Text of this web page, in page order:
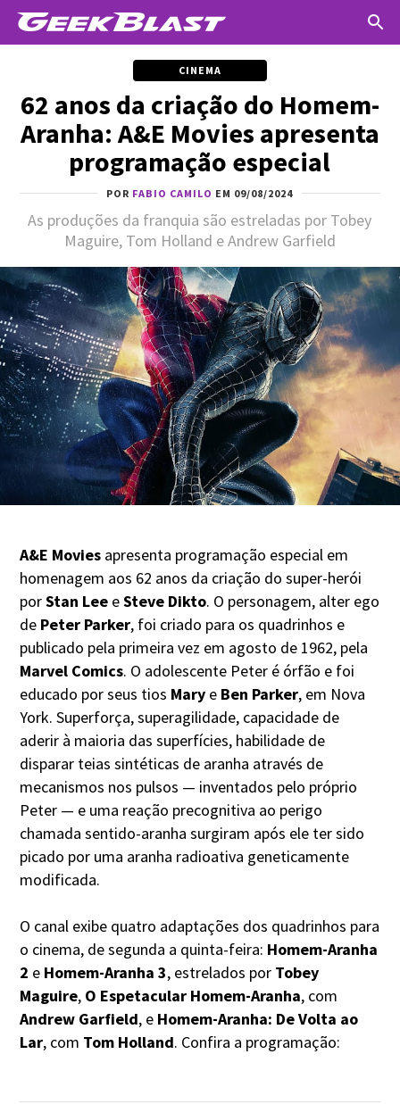
CINEMA
62 anos da criação do Homem-
Aranha: A&E Movies apresenta
programação especial
POR FABIO CAMILO EM 09/08/2024
As produções da franquia são estreladas por Tobey
Maguire, Tom Holland e Andrew Garfield
A&E Movies apresenta programação especial em
homenagem aos 62 anos da criação do super-herói
porStan Lee eSteve Dikto. O personagem, alter ego
de Peter Parker, foi criado para os quadrinhos e
publicado pela primeira vez em agosto de 1962, pela
Marvel Comics. O adolescente Peter é órfão e foi
educado por seus tios Mary e Ben Parker, em Nova
York. Superforça, superagilidade, capacidade de
aderir à maioria das superfícies, habilidade de
disparar teias sintéticas de aranha através de
mecanismos nos pulsos — inventados pelo próprio
Peter — e uma reação precognitiva ao perigo
chamada sentido-aranha surgiram após ele ter sido
picado por uma aranha radioativa geneticamente
modificada.
O canal exibe quatro adaptações dos quadrinhos para
o cinema, de segunda a quinta-feira: Homem-Aranha
2 e Homem-Aranha 3, estrelados por Tobey
Maguire, O Espetacular Homem-Aranha, com
Andrew Garfield, e Homem-Aranha: De Volta ao
Lar, com Tom Holland. Confira a programação: